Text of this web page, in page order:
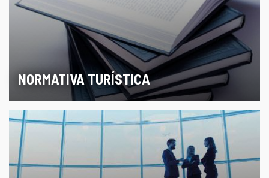
NORMATIVA TURÍSTICA